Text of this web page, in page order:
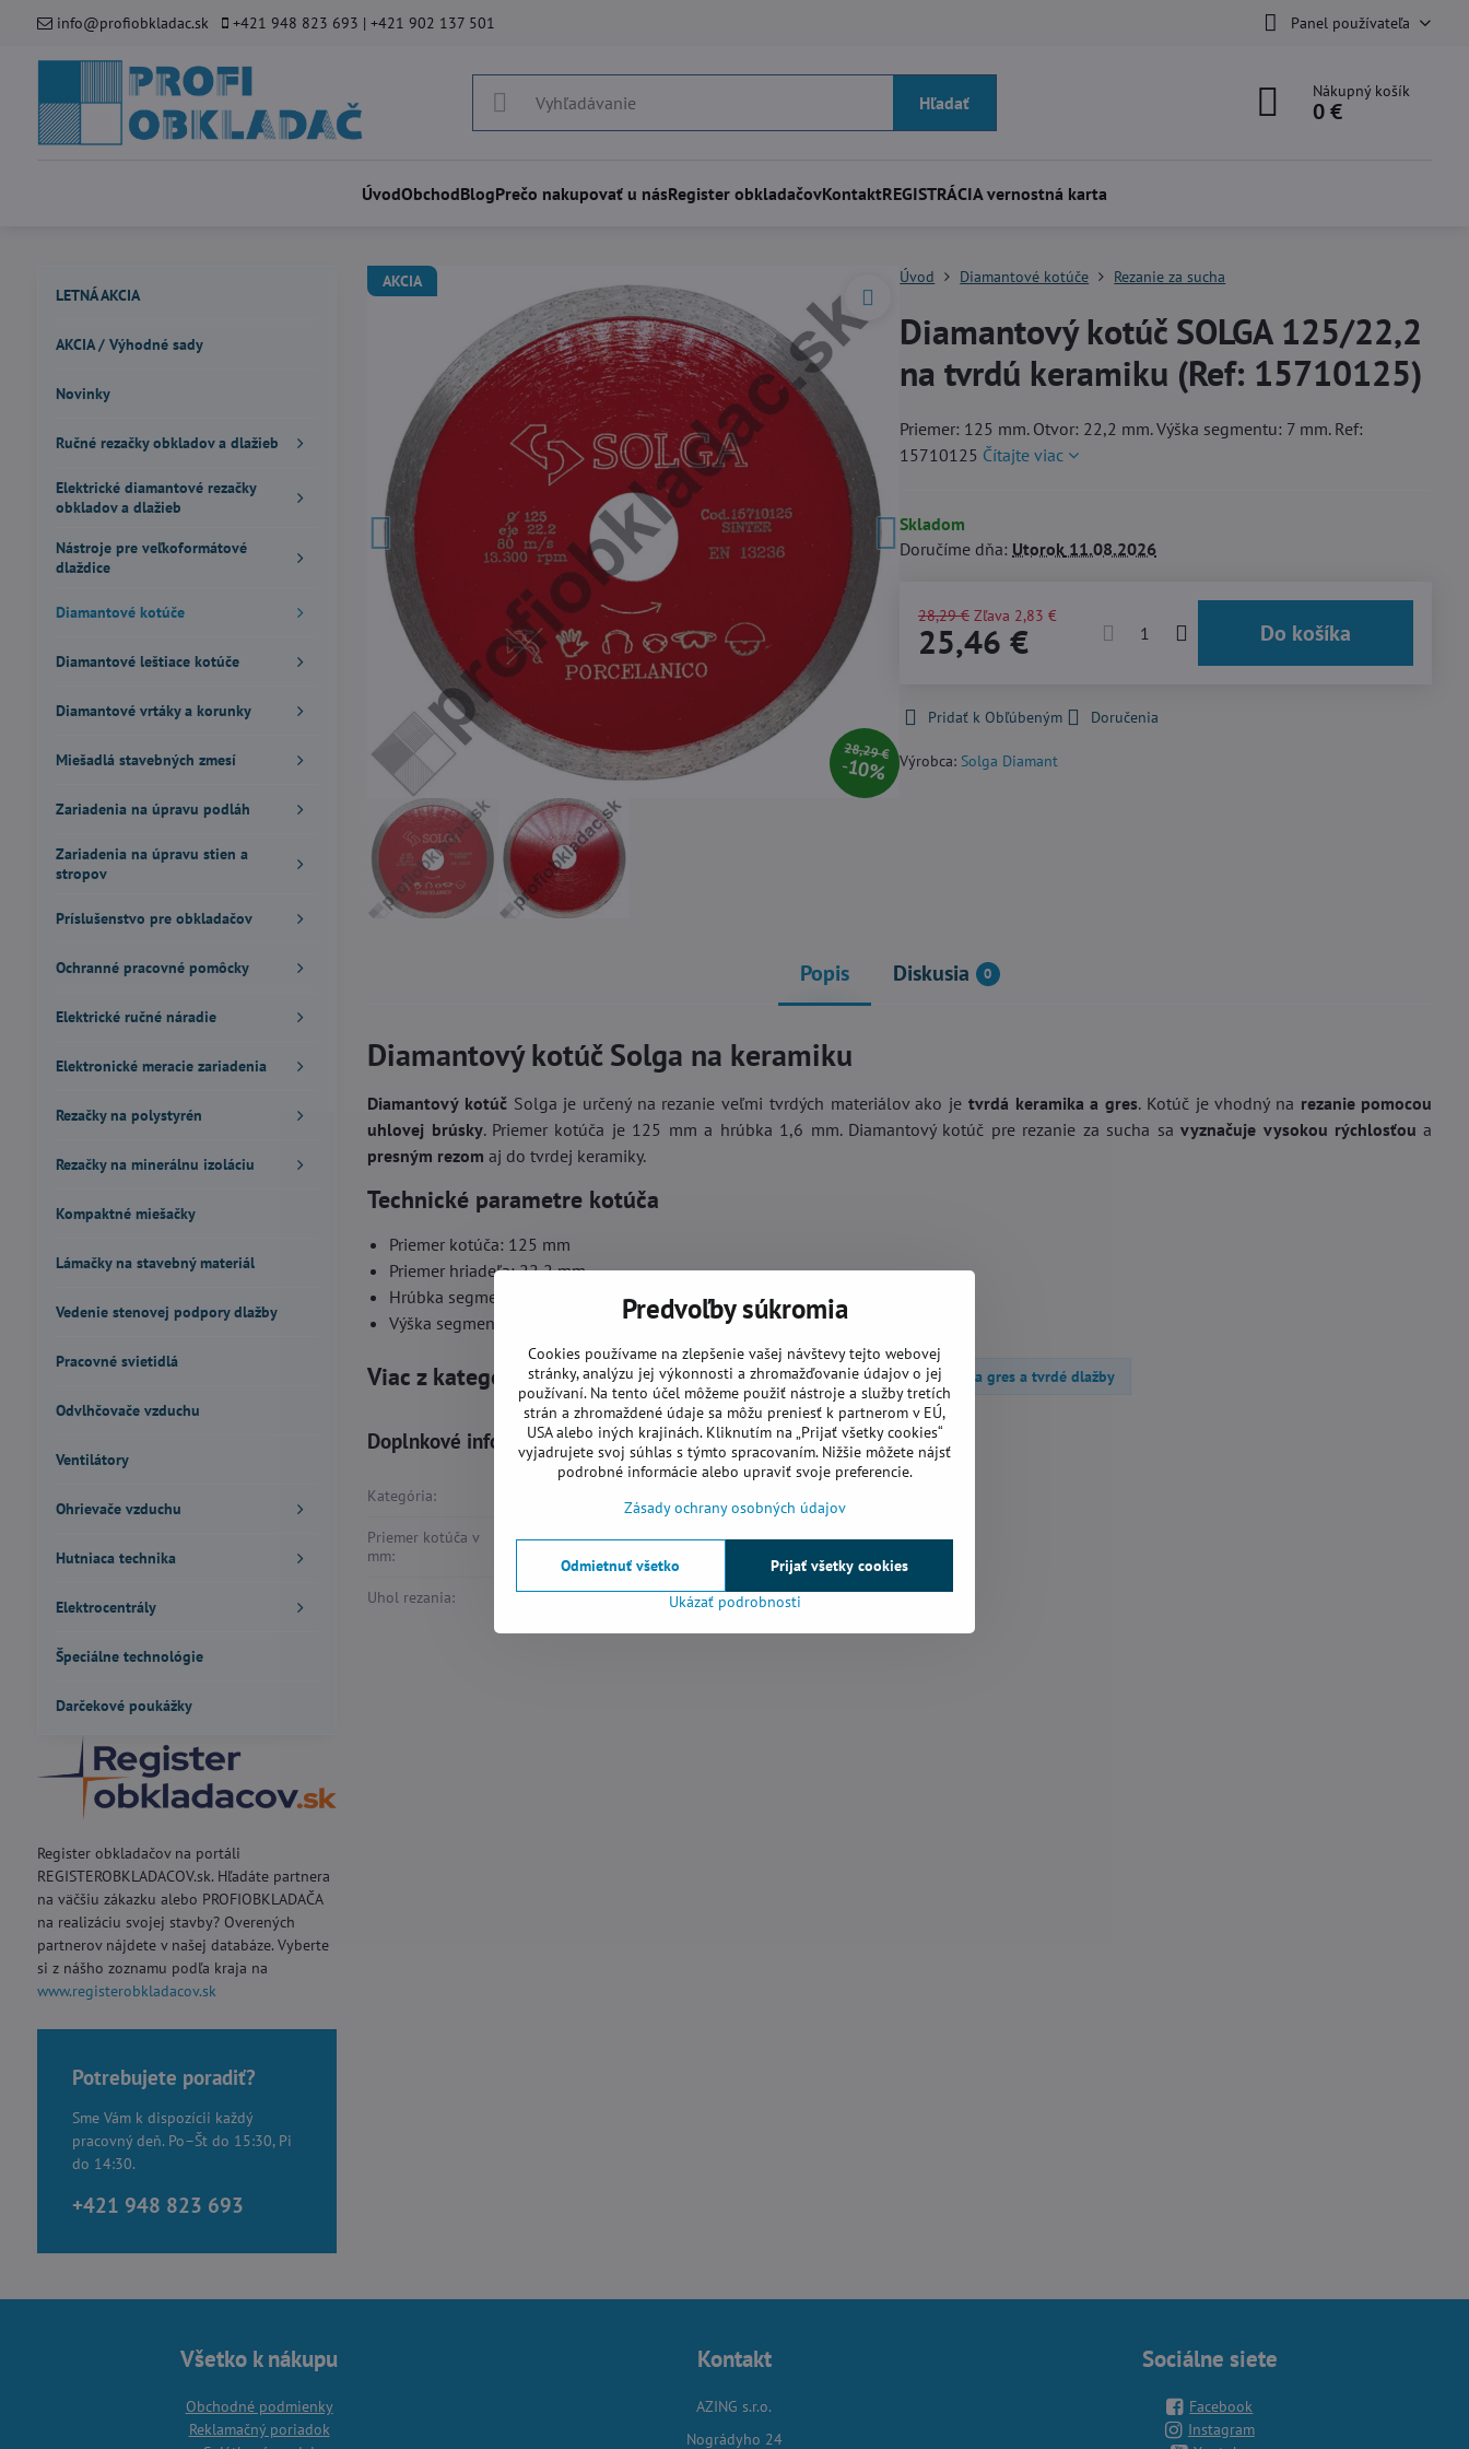
info@profiobkladac.sk +421 948 823 693 | +421 902 137 501 Panel používateľa
Hľadať
Nákupný košík
0 €
ÚvodObchodBlogPrečo nakupovať u násRegister obkladačovKontaktREGISTRÁCIA vernostná karta
AKCIA
28,29 €
10%
Úvod Diamantové kotúče Rezanie za sucha
Diamantový kotúč SOLGA 125/22,2
na tvrdú keramiku (Ref: 15710125)
Priemer: 125 mm. Otvor: 22,2 mm. Výška segmentu: 7 mm. Ref:
15710125 Čítajte viac
Skladom
Doručíme dňa: Utorok 11.08.2026
28,29 € Zľava 2,83 €
25,46 € Do košíka
Pridať k Obľúbeným Doručenia
Výrobca: Solga Diamant
Popis Diskusia 0
Diamantový kotúč Solga na keramiku
Diamantový kotúčSolga je určený na rezanie veľmi tvrdých materiálov ako je tvrdá keramika a gres. Kotúč je vhodný na rezanie pomocou
uhlovej brúsky. Priemer kotúča je 125 mm a hrúbka 1,6 mm. Diamantový kotúč pre rezanie za sucha savyznačuje vysokou rýchlosťou a
presným rezom aj do tvrdej keramiky.
Technické parametre kotúča
Priemer kotúča: 125 mm
Priemer hriadeľa: 22,2 mm
Hrúbka segmentu: 1,6 mm
Výška segmentu: 7 mm
Viac z kategórie Diamantové kotúče Rezanie za sucha Kotúče na gres a tvrdé dlažby
Doplnkové informácie
Kategória:
Priemer kotúča v
mm:
125
Uhol rezania: Kolmo 90°
LETNÁ AKCIA
AKCIA / Výhodné sady
Novinky
Ručné rezačky obkladov a dlažieb
Elektrické diamantové rezačky
obkladov a dlažieb
Nástroje pre veľkoformátové
dlaždice
Diamantové kotúče
Diamantové leštiace kotúče
Diamantové vrtáky a korunky
Miešadlá stavebných zmesí
Zariadenia na úpravu podláh
Zariadenia na úpravu stien a
stropov
Príslušenstvo pre obkladačov
Ochranné pracovné pomôcky
Elektrické ručné náradie
Elektronické meracie zariadenia
Rezačky na polystyrén
Rezačky na minerálnu izoláciu
Kompaktné miešačky
Lámačky na stavebný materiál
Vedenie stenovej podpory dlažby
Pracovné svietidlá
Odvlhčovače vzduchu
Ventilátory
Ohrievače vzduchu
Hutniaca technika
Elektrocentrály
Špeciálne technológie
Darčekové poukážky
Register obkladačov na portáli
REGISTEROBKLADACOV.sk. Hľadáte partnera
na väčšiu zákazku alebo PROFIOBKLADAČA
na realizáciu svojej stavby? Overených
partnerov nájdete v našej databáze. Vyberte
si z nášho zoznamu podľa kraja na
www.registerobkladacov.sk
Potrebujete poradiť?
Sme Vám k dispozícii každý
pracovný deň. Po–Št do 15:30, Pi
do 14:30.
+421 948 823 693
Všetko k nákupu
Obchodné podmienky
Reklamačný poriadok
Kontakt
AZING s.r.o.
Nográdyho 24
Sociálne siete
Facebook
Instagram
Predvoľby súkromia
Cookies používame na zlepšenie vašej návštevy tejto webovej
stránky, analýzu jej výkonnosti a zhromažďovanie údajov o jej
používaní. Na tento účel môžeme použiť nástroje a služby tretích
strán a zhromaždené údaje sa môžu preniesť k partnerom v EÚ,
USA alebo iných krajinách. Kliknutím na „Prijať všetky cookies“
vyjadrujete svoj súhlas s týmto spracovaním. Nižšie môžete nájsť
podrobné informácie alebo upraviť svoje preferencie.
Zásady ochrany osobných údajov
Ukázať podrobnosti
Prijať všetky cookies
Odmietnuť všetko